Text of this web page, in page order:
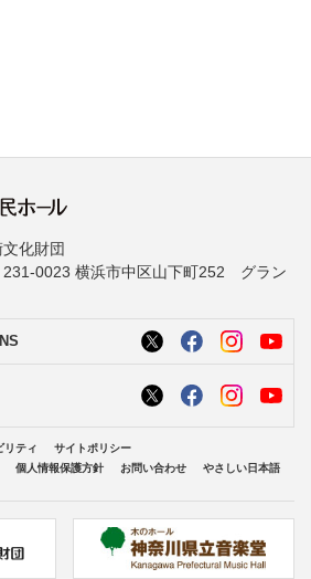
化財団
0023 横浜市中区山下町252 グラン
リティ
サイトポリシー
個人情報保護方針 お問い合わせ やさしい日本語